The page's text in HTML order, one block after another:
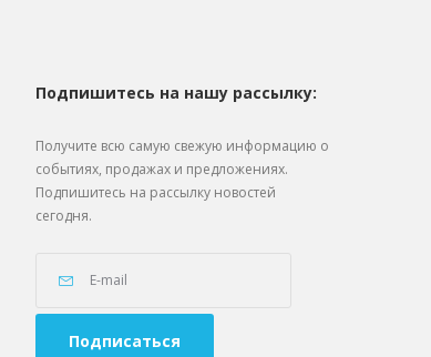
Подпишитесь на нашу рассылку:
Получите всю самую свежую информацию о
событиях, продажах и предложениях.
Подпишитесь на рассылку новостей
сегодня.
Подписаться